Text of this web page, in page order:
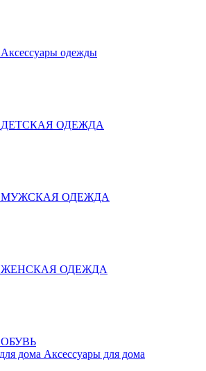
Аксессуары одежды
ДЕТСКАЯ ОДЕЖДА
МУЖСКАЯ ОДЕЖДА
ЖЕНСКАЯ ОДЕЖДА
ОБУВЬ
Аксессуары для дома